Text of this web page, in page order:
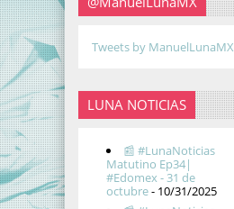
Tweets by ManuelLunaMX
LUNA NOTICIAS
📰 #LunaNoticias
Matutino Ep34|
#Edomex - 31 de
octubre- 10/31/2025